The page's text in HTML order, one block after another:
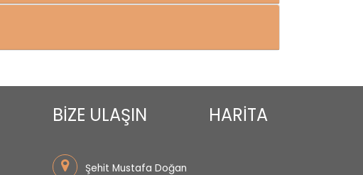
BİZE ULAŞIN
Şehit Mustafa Doğan
HARİTA